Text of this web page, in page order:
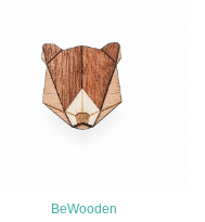
BeWooden